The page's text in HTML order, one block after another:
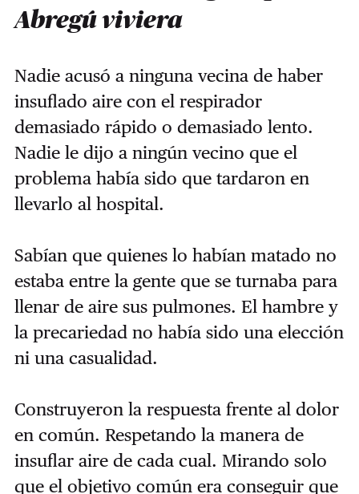
Abregú viviera
Nadie acusó a ninguna vecina de haber
insuflado aire con el respirador
demasiado rápido o demasiado lento.
Nadie le dijo a ningún vecino que el
problema había sido que tardaron en
llevarlo al hospital.
Sabían que quienes lo habían matado no
estaba entre la gente que se turnaba para
llenar de aire sus pulmones. El hambre y
la precariedad no había sido una elección
ni una casualidad.
Construyeron la respuesta frente al dolor
en común. Respetando la manera de
insuflar aire de cada cual. Mirando solo
que el objetivo común era conseguir que